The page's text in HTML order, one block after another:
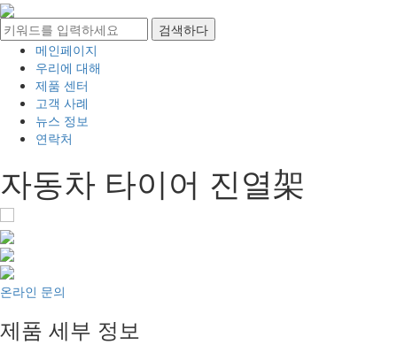
메인페이지
우리에 대해
제품 센터
고객 사례
뉴스 정보
연락처
자동차 타이어 진열架
온라인 문의
제품 세부 정보